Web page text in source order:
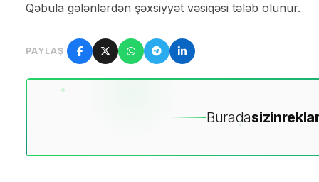
Qəbula gələnlərdən şəxsiyyət vəsiqəsi tələb olunur.
PAYLAŞ
Buradasizin